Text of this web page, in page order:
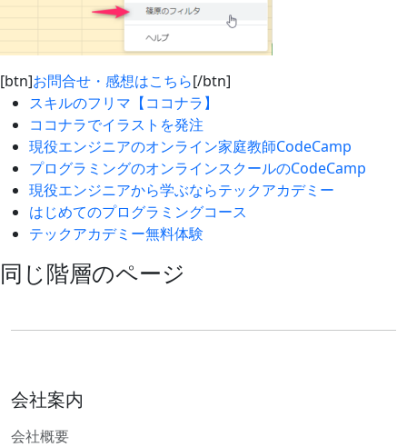
[btn]お問合せ・感想はこちら[/btn]
スキルのフリマ【ココナラ】
ココナラでイラストを発注
現役エンジニアのオンライン家庭教師CodeCamp
プログラミングのオンラインスクールのCodeCamp
現役エンジニアから学ぶならテックアカデミー
はじめてのプログラミングコース
テックアカデミー無料体験
同じ階層のページ
会社案内
会社概要